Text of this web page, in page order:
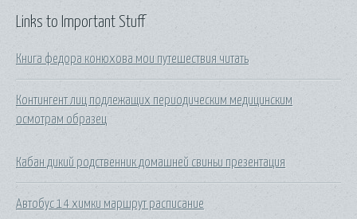
Links to Important Stuff
Книга федора конюхова мои путешествия читать
Контингент лиц подлежащих периодическим медицинским
осмотрам образец
Кабан дикий родственник домашней свиньи презентация
Автобус 14 химки маршрут расписание